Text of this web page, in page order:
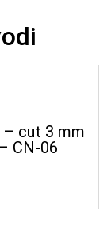
– cut 3 mm
CN-06